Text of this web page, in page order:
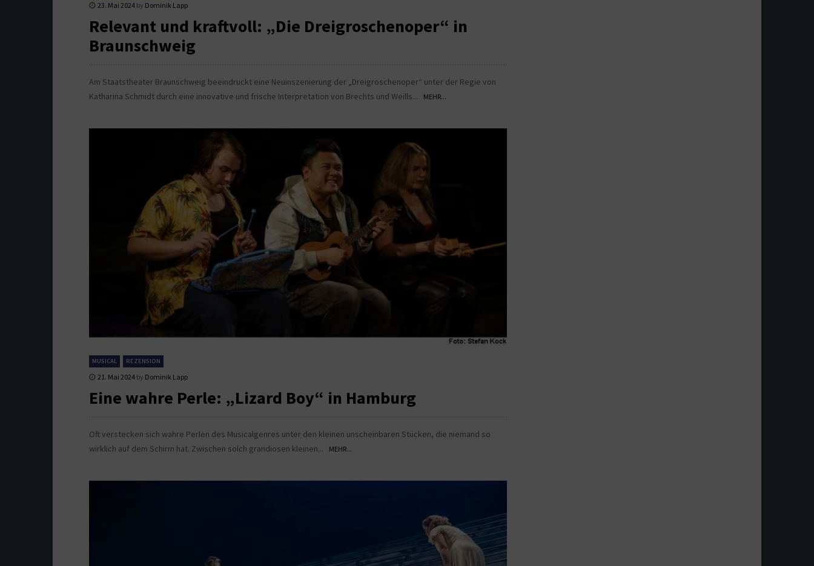
23. Mai 2024 by Dominik Lapp
Relevant und kraftvoll: „Die Dreigroschenoper“ in
Braunschweig
Am Staatstheater Braunschweig beeindruckt eine Neuinszenierung der „Dreigroschenoper“ unter der Regie von
Katharina Schmidt durch eine innovative und frische Interpretation von Brechts und Weills...
MEHR...
MUSICAL REZENSION
21. Mai 2024 by Dominik Lapp
Eine wahre Perle: „Lizard Boy“ in Hamburg
Oft verstecken sich wahre Perlen des Musicalgenres unter den kleinen unscheinbaren Stücken, die niemand so
wirklich auf dem Schirm hat. Zwischen solch grandiosen kleinen...
MEHR...